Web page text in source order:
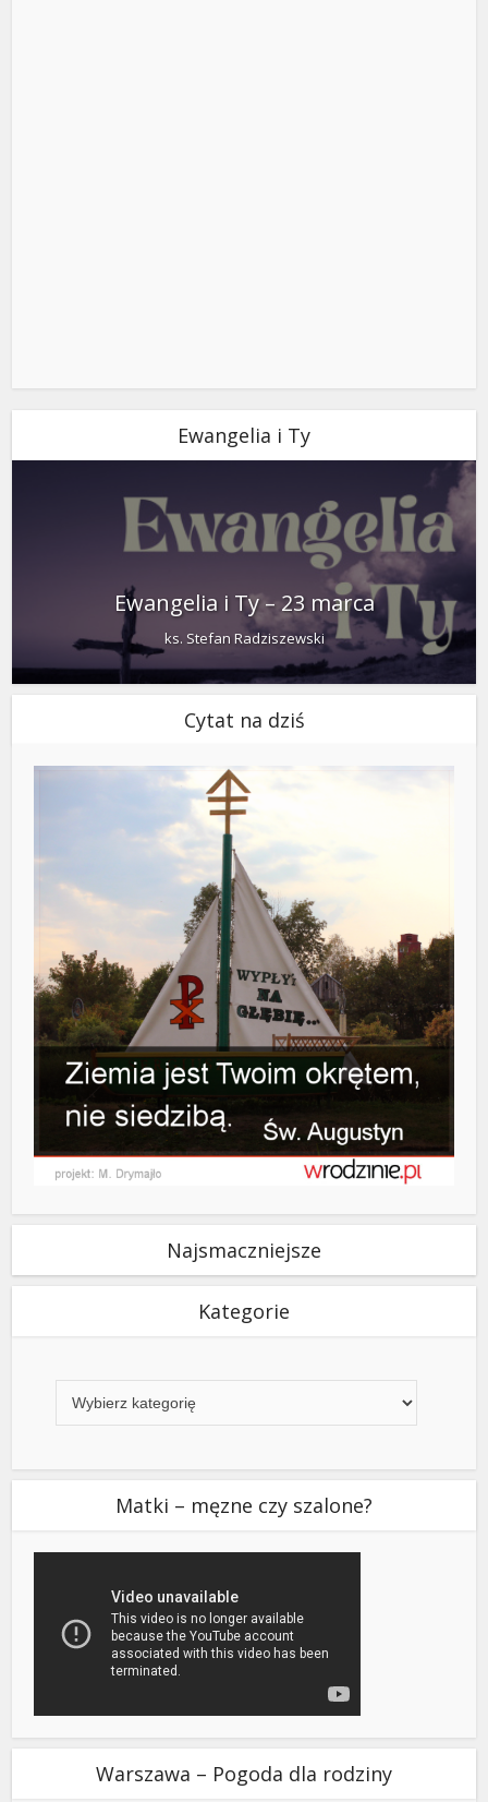
Ewangelia i Ty
Ewangelia i Ty – 23 marca
ks. Stefan Radziszewski
Cytat na dziś
Najsmaczniejsze
Kategorie
Matki – męzne czy szalone?
Warszawa – Pogoda dla rodziny